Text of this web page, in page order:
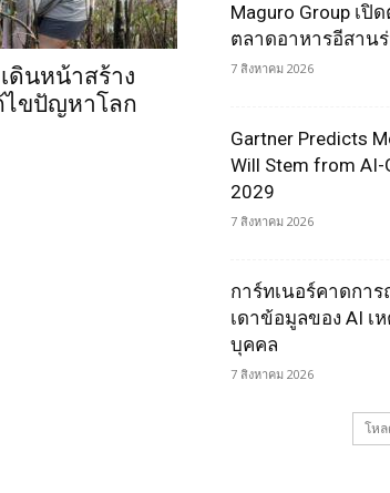
ดินหน้าสร้าง
ไขปัญหาโลก
Maguro Group เปิ
ตลาดอาหารอีสาน
7 สิงหาคม 2026
Gartner Predicts
Will Stem from AI-
2029
7 สิงหาคม 2026
การ์ทเนอร์คาดกา
เดาข้อมูลของ AI เ
บุคคล
7 สิงหาคม 2026
โห